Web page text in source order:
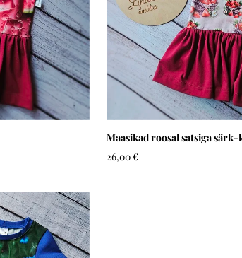
Maasikad roosal satsiga särk-
26,00 €